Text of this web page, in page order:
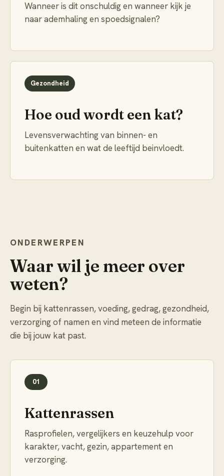
Wanneer is dit onschuldig en wanneer kijk je
naar ademhaling en spoedsignalen?
Gezondheid
Hoe oud wordt een kat?
Levensverwachting van binnen- en
buitenkatten en wat de leeftijd beinvloedt.
ONDERWERPEN
Waar wil je meer over
weten?
Begin bij kattenrassen, voeding, gedrag, gezondheid,
verzorging of namen en vind meteen de informatie
die bij jouw kat past.
01
Kattenrassen
Rasprofielen, vergelijkers en keuzehulp voor
karakter, vacht, gezin, appartement en
verzorging.